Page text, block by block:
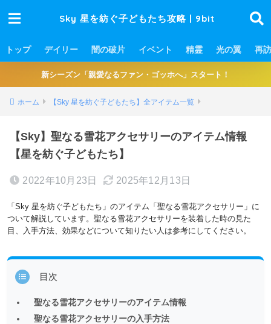
Sky 星を紡ぐ子どもたち攻略 | 9bit
トップ デイリー 闇の破片 イベント 精霊 光の翼 再訪
新シーズン「親愛なるファン・ゴッホへ」スタート！
ホーム 【Sky 星を紡ぐ子どもたち】全アイテム一覧
【Sky】聖なる雪花アクセサリーのアイテム情報
【星を紡ぐ子どもたち】
2022年10月23日 2025年12月13日
「Sky 星を紡ぐ子どもたち」のアイテム「聖なる雪花アクセサリー」に
ついて解説しています。聖なる雪花アクセサリーを装着した時の見た
目、入手方法、効果などについて知りたい人は参考にしてください。
目次
聖なる雪花アクセサリーのアイテム情報
聖なる雪花アクセサリーの入手方法